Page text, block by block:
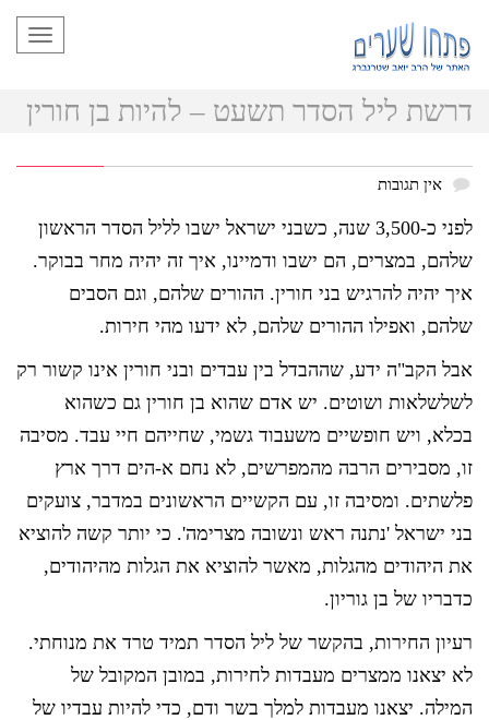
דרשת ליל הסדר תשעט – להיות בן חורין
אין תגובות
לפני כ-3,500 שנה, כשבני ישראל ישבו לליל הסדר הראשון
שלהם, במצרים, הם ישבו ודמיינו, איך זה יהיה מחר בבוקר.
איך יהיה להרגיש בני חורין. ההורים שלהם, וגם הסבים
שלהם, ואפילו ההורים שלהם, לא ידעו מהי חירות.
אבל הקב"ה ידע, שההבדל בין עבדים ובני חורין אינו קשור רק
לשלשלאות ושוטים. יש אדם שהוא בן חורין גם כשהוא
בכלא, ויש חופשיים משעבוד גשמי, שחייהם חיי עבד. מסיבה
זו, מסבירים הרבה מהמפרשים, לא נחם א-הים דרך ארץ
פלשתים. ומסיבה זו, עם הקשיים הראשונים במדבר, צועקים
בני ישראל 'נתנה ראש ונשובה מצרימה'. כי יותר קשה להוציא
את היהודים מהגלות, מאשר להוציא את הגלות מהיהודים,
כדבריו של בן גוריון.
רעיון החירות, בהקשר של ליל הסדר תמיד טרד את מנוחתי.
לא יצאנו ממצרים מעבדות לחירות, במובן המקובל של
המילה. יצאנו מעבדות למלך בשר ודם, כדי להיות עבדיו של